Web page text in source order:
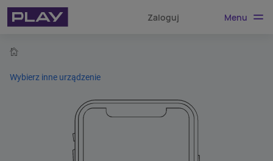
Zaloguj Menu
Wybierz inne urządzenie